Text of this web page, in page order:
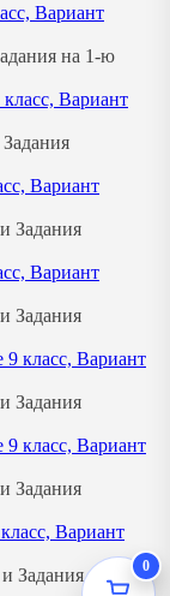
Вариант
на 1-ю
Вариант
Вариант
Задания
Вариант
Задания
класс, Вариант
Задания
класс, Вариант
Задания
Вариант
Задания
0